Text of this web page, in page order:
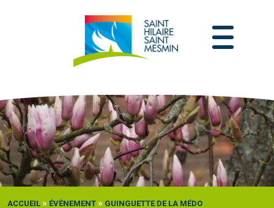
ACCUEIL » ÉVÈNEMENT » GUINGUETTE DE LA MÉDO